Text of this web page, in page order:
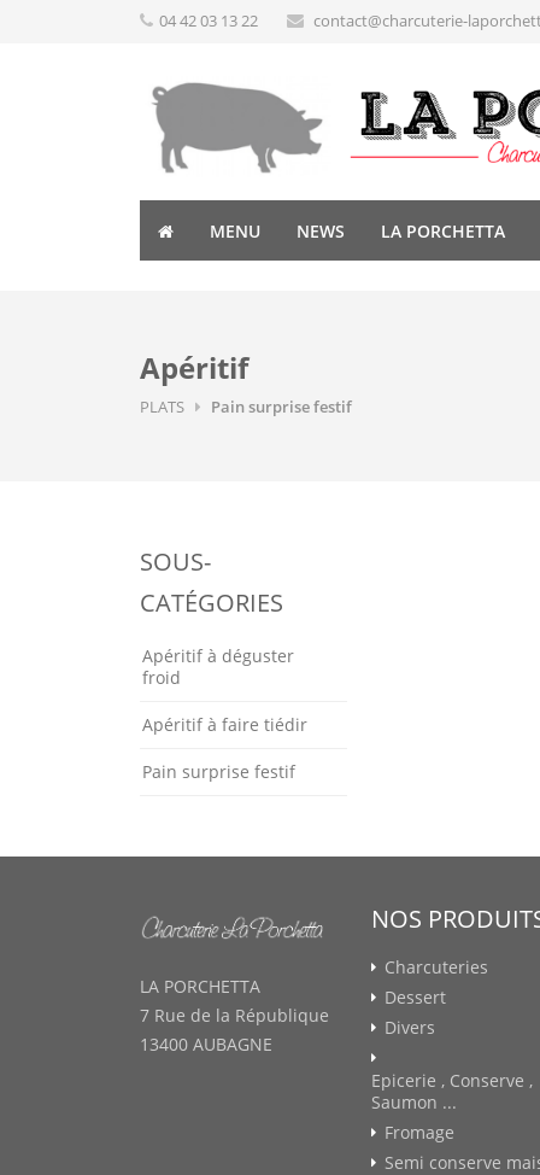
04 42 03 13 22 contact@charcuterie-
MENU NEWS LA PORCHETTA
Apéritif
PLATS Pain surprise festif
SOUS-
CATÉGORIES
Apéritif à déguster
froid
Apéritif à faire tiédir
Pain surprise festif
LA PORCHETTA
7 Rue de la République
13400 AUBAGNE
NOS
Charcuteries
Dessert
Divers
Epicerie , Conserve ,
Saumon ...
Fromage
Semi conserve